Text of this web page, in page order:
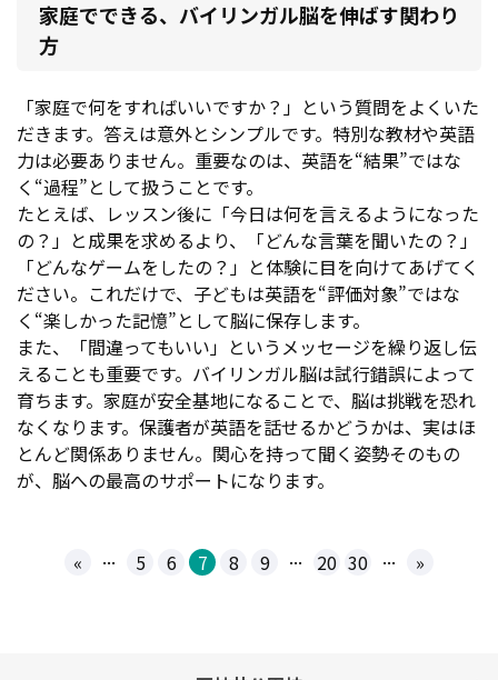
家庭でできる、バイリンガル脳を伸ばす関わり
方
「家庭で何をすればいいですか？」という質問をよくいた
だきます。答えは意外とシンプルです。特別な教材や英語
力は必要ありません。重要なのは、英語を“結果”ではな
く“過程”として扱うことです。
たとえば、レッスン後に「今日は何を言えるようになった
の？」と成果を求めるより、「どんな言葉を聞いたの？」
「どんなゲームをしたの？」と体験に目を向けてあげてく
ださい。これだけで、子どもは英語を“評価対象”ではな
く“楽しかった記憶”として脳に保存します。
また、「間違ってもいい」というメッセージを繰り返し伝
えることも重要です。バイリンガル脳は試行錯誤によって
育ちます。家庭が安全基地になることで、脳は挑戦を恐れ
なくなります。保護者が英語を話せるかどうかは、実はほ
とんど関係ありません。関心を持って聞く姿勢そのもの
が、脳への最高のサポートになります。
« ... 5 6 7 8 9 ... 20 30 ... »